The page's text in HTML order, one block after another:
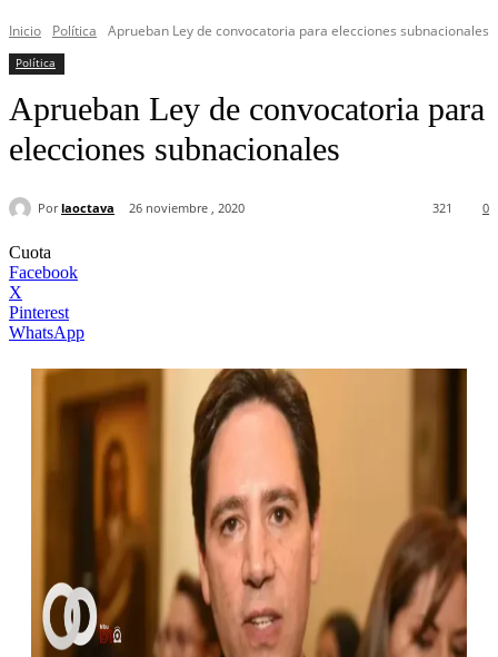
Inicio Política Aprueban Ley de convocatoria para elecciones subnacionales
Política
Aprueban Ley de convocatoria para
elecciones subnacionales
Por laoctava 26 noviembre , 2020 0
321
Cuota
Facebook
X
Pinterest
WhatsApp